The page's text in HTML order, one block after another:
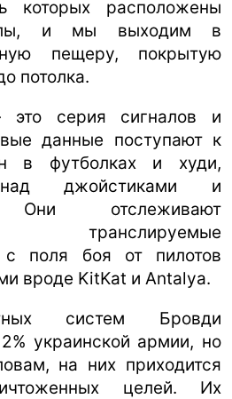
которых расположены
и мы выходим в
пещеру, покрытую
потолка.
серия сигналов и
данные поступают к
в футболках и худи,
над джойстиками и
Они отслеживают
транслируемые
с поля боя от пилотов
вроде KitKat и Antalya.
систем Бровди
украинской армии, но
на них приходится
целей. Их